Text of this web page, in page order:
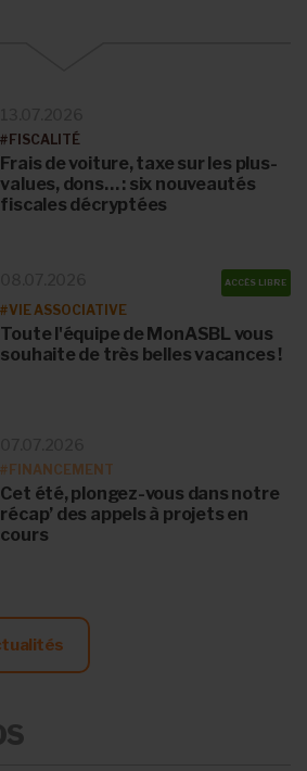
#FISCALITÉ
Frais de voiture, taxe sur les plus-
values, dons… : six nouveautés
fiscales décryptées
ACCÈS LIBRE
#VIE ASSOCIATIVE
Toute l'équipe de MonASBL vous
souhaite de très belles vacances !
#FINANCEMENT
Cet été, plongez-vous dans notre
récap’ des appels à projets en
cours